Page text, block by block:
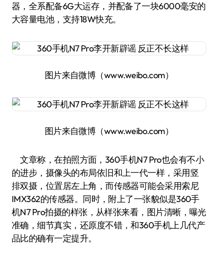
器，全系配备6G大运存，并配备了一块6000毫安的
大容量电池，支持18W快充。
图片来自微博（www.weibo.com）
图片来自微博（www.weibo.com）
文章称，在拍照方面，360手机N7 Pro也会有不小
的进步，摄像头的布局依旧和上一代一样，采用竖
排双摄，位置居左上角，而传感器可能会采用索尼
IMX362的传感器。同时，附上了一张貌似是360手
机N7 Pro拍摄的样张，从样张来看，图片清晰，曝光
准确，细节真实，还原度不错，和360手机上几代产
品比的确有一定提升。